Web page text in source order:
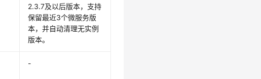
2.3.7及以后版本，支持
保留最近3个微服务版
本，并自动清理无实例
版本。
-